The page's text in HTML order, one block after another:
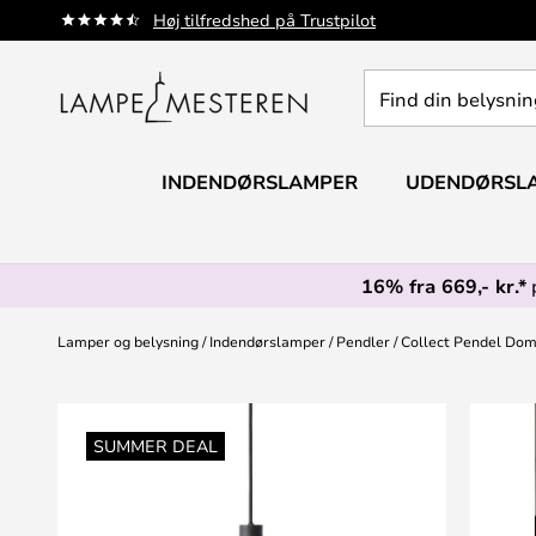
Høj tilfredshed på Trustpilot
Skip
to
din
INDENDØRSLAMPER
16% fra 669,- kr.*
Lamper og belysning Indendørslamper Pendler Collect Pendel
SUMMER DEAL